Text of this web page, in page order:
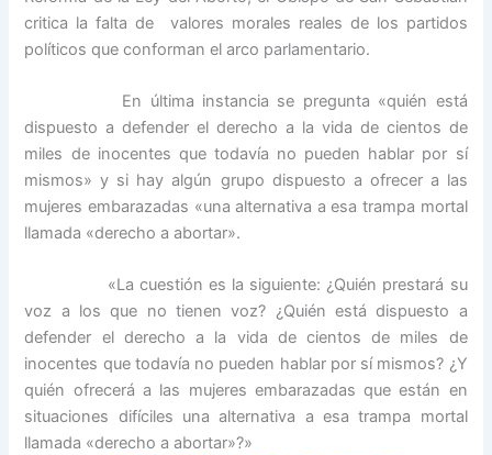
critica la falta de valores morales reales de los partidos
políticos que conforman el arco parlamentario.
En última instancia se pregunta «quién está
dispuesto a defender el derecho a la vida de cientos de
miles de inocentes que todavía no pueden hablar por sí
mismos» y si hay algún grupo dispuesto a ofrecer a las
mujeres embarazadas «una alternativa a esa trampa mortal
llamada «derecho a abortar».
«La cuestión es la siguiente: ¿Quién prestará su
voz a los que no tienen voz? ¿Quién está dispuesto a
defender el derecho a la vida de cientos de miles de
inocentes que todavía no pueden hablar por sí mismos? ¿Y
quién ofrecerá a las mujeres embarazadas que están en
situaciones difíciles una alternativa a esa trampa mortal
llamada «derecho a abortar»?»